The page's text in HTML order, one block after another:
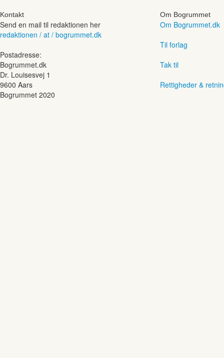
Kontakt
Send en mail til redaktionen her
redaktionen / at / bogrummet.dk
Postadresse:
Bogrummet.dk
Dr. Louisesvej 1
9600 Aars
Om Bogrummet
Om Bogrummet.dk
Til forlag
Tak til
Rettigheder &
Bogrummet 2020